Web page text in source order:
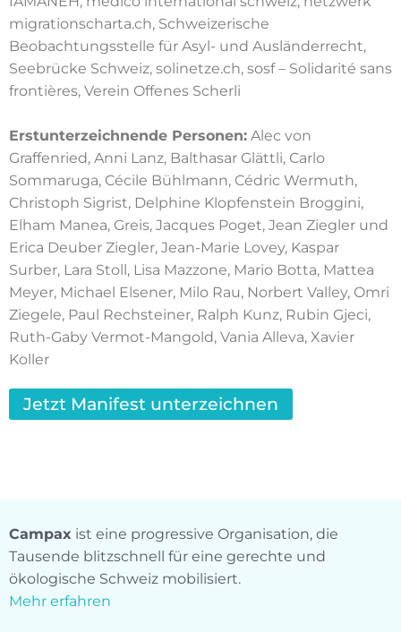
migrationscharta.ch, Schweizerische
Beobachtungsstelle für Asyl- und Ausländerrecht,
Seebrücke Schweiz, solinetze.ch, sosf – Solidarité sans
frontières, Verein Offenes Scherli
Erstunterzeichnende Personen: Alec von
Graffenried, Anni Lanz, Balthasar Glättli, Carlo
Sommaruga, Cécile Bühlmann, Cédric Wermuth,
Christoph Sigrist, Delphine Klopfenstein Broggini,
Elham Manea, Greis, Jacques Poget, Jean Ziegler und
Erica Deuber Ziegler, Jean-Marie Lovey, Kaspar
Surber, Lara Stoll, Lisa Mazzone, Mario Botta, Mattea
Meyer, Michael Elsener, Milo Rau, Norbert Valley, Omri
Ziegele, Paul Rechsteiner, Ralph Kunz, Rubin Gjeci,
Ruth-Gaby Vermot-Mangold, Vania Alleva, Xavier
Koller
Jetzt Manifest unterzeichnen
Campax ist eine progressive Organisation, die
Tausende blitzschnell für eine gerechte und
ökologische Schweiz mobilisiert.
Mehr erfahren